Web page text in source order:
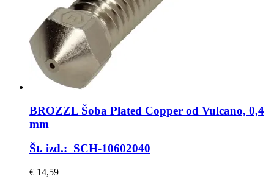
BROZZL Šoba Plated Copper od Vulcano, 0,4
mm
Št. izd.: SCH-10602040
€ 14,59